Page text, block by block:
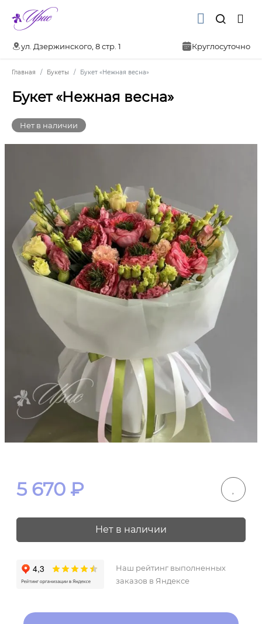
ул. Дзержинского, 8 стр. 1 Круглосуточно
Главная Букеты Букет «Нежная весна»
Букет «Нежная весна»
Нет в наличии
5 670 ₽
Нет в наличии
Наш рейтинг выполненных
заказов в Яндексе